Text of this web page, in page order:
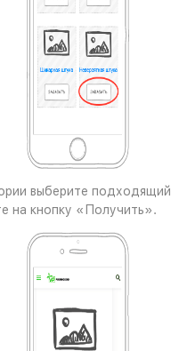
выберите
на кнопку «Получить».